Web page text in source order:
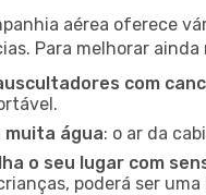
aérea oferece
Para melhorar
com
muita água: o ar da
o seu lugar com
poderá ser